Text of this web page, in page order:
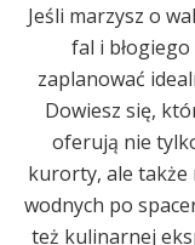
Jeśli marzysz o
fal i
zaplanować
Dowiesz się,
oferują nie
kurorty, ale
wodnych po
też kulinarnej